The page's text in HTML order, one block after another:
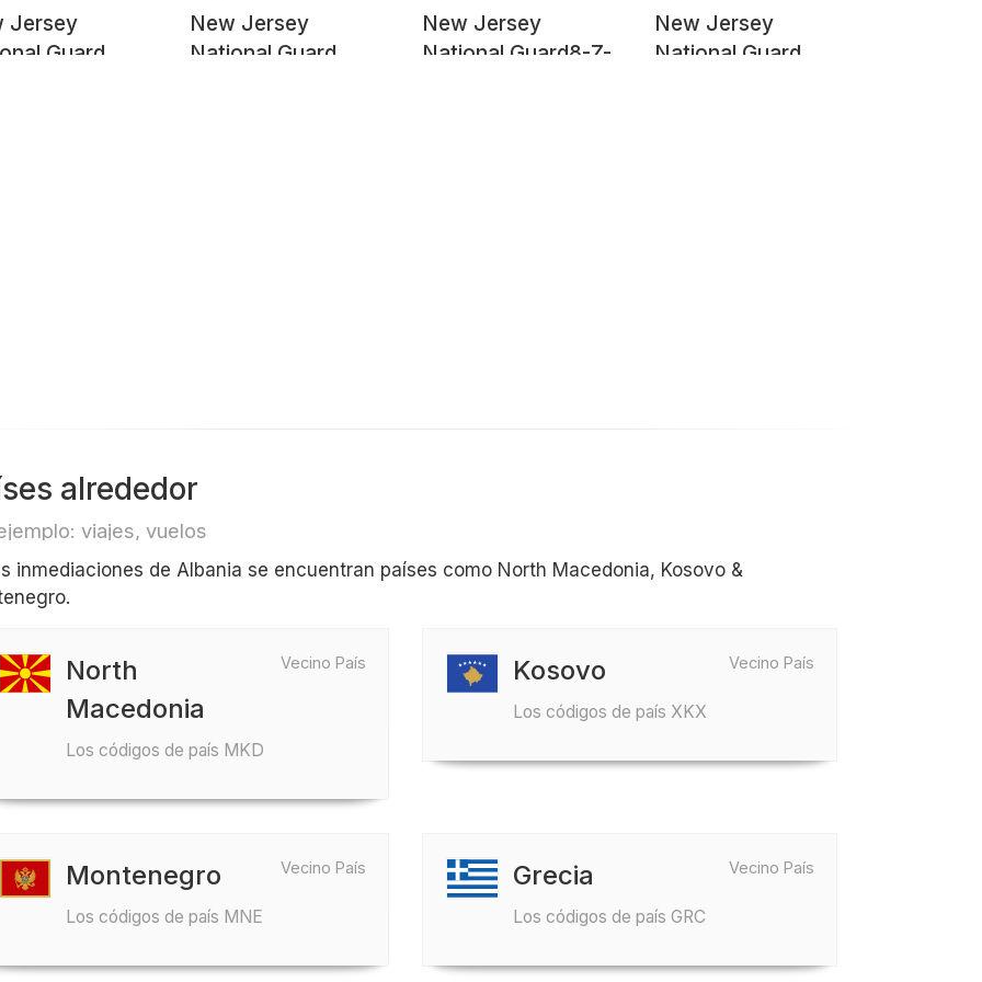
Jersey
Guard
New Jersey
National Guard
New Jersey
National Guard8-Z-
New Jersey
National Guard
alrededor
viajes, vuelos
inmediaciones de Albania se encuentran países como North Macedonia, Kosovo &
Vecino País
North
Macedonia
Los códigos de país MKD
Vecino País
Kosovo
Los códigos de país XKX
Vecino País
Montenegro
Los códigos de país MNE
Vecino País
Grecia
Los códigos de país GRC